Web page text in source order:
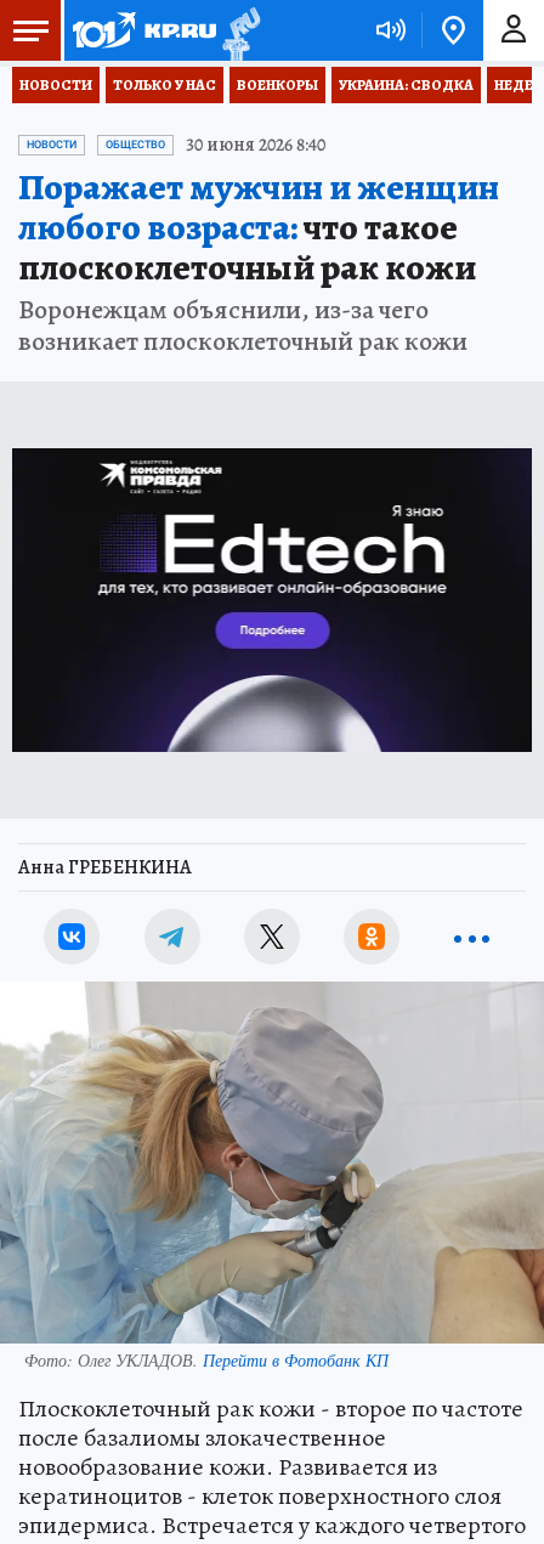
НОВОСТИ ТОЛЬКО У НАС ВОЕНКОРЫ УКРАИНА: СВОДКА
НОВОСТИ ОБЩЕСТВО 30 июня 2026 8:40
Поражает мужчин и женщин
любого возраста:что такое
плоскоклеточный рак кожи
Воронежцам объяснили, из-за чего
возникает плоскоклеточный рак кожи
Анна ГРЕБЕНКИНА
Фото: Олег УКЛАДОВ. Перейти в Фотобанк КП
Плоскоклеточный рак кожи - второе по частоте
после базалиомы злокачественное
новообразование кожи. Развивается из
кератиноцитов - клеток поверхностного слоя
эпидермиса. Встречается у каждого четвертого